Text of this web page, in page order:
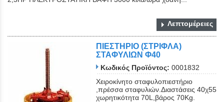
Λεπτομέρειες
ΠΙΕΣΤΗΡΙΟ (ΣΤΡΙΦΛΑ)
ΣΤΑΦΥΛΙΩΝ Φ40
Κωδικός Προϊόντος: 0001832
Χειροκίνητο σταφυλοπιεστήριο
,πρέσσα σταφυλιών.Διαστάσεις 40χ55
χωρητικότητα 70L,βάρος 70Kg.